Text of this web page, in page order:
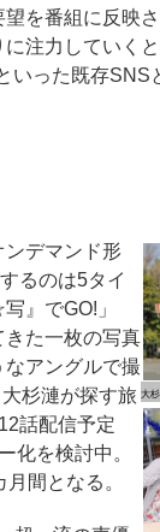
を番組に反映
注力していく
いった既存SNS
大
デマンド形
るのは5タイ
』でGO!」
きた一枚の写真
アングルで撮
杉漣が探す旅
話配信予定
化を検討中。
間となる。